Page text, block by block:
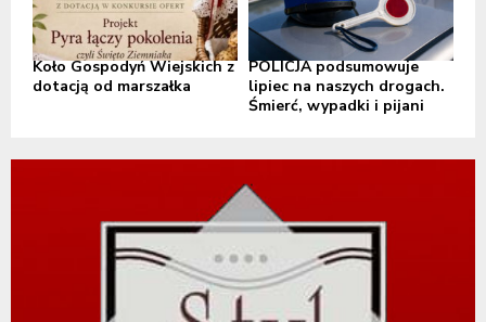
Koło Gospodyń Wiejskich z
dotacją od marszałka
POLICJA podsumowuje
lipiec na naszych drogach.
Śmierć, wypadki i pijani